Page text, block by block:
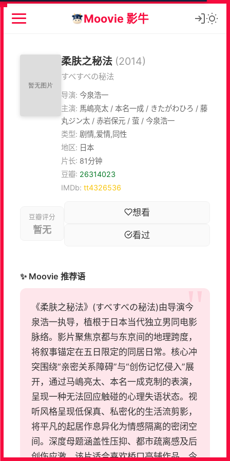
Moovie 影牛
柔肤之秘法 (2014)
すべすべの秘法
导演: 今泉浩一
主演: 馬嶋亮太 / 本名一成 / きたがわひろ / 藤
丸ジン太 / 赤岩保元 / 萤 / 今泉浩一
类型: 剧情,爱情,同性
地区: 日本
片长: 81分钟
豆瓣: 26314023
IMDb: tt4326536
豆瓣评分
暂无
想看
看过
✨ Moovie 推荐语
《柔肤之秘法》(すべすべの秘法)由导演今
泉浩一执导，植根于日本当代独立男同电影
脉络。影片聚焦京都与东京间的地理跨度，
将叙事锚定在五日限定的同居日常。核心冲
突围绕“亲密关系障碍”与“创伤记忆侵入”展
开，通过马嶋亮太、本名一成克制的表演，
呈现一种无法回应触碰的心理失语状态。视
听风格呈现低保真、私密化的生活流剪影，
将平凡的起居作息异化为情感隔离的密闭空
间。深度母题涵盖性压抑、都市疏离感及后
创伤应激。该片适合喜欢桥口亮辅作品、今